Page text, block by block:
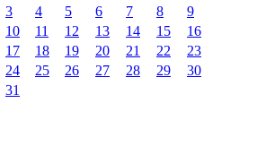
3
4 5 6 7 8
9
10
11 12 13 14 15
16
17
18 19 20 21 22
23
24
25 26 27 28 29
30
31